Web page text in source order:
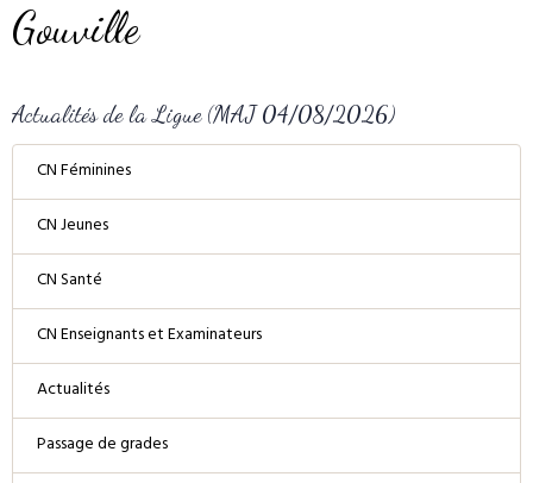
Gouville
Actualités de la Ligue (MAJ 04/08/2026)
CN Féminines
CN Jeunes
CN Santé
CN Enseignants et Examinateurs
Actualités
Passage de grades